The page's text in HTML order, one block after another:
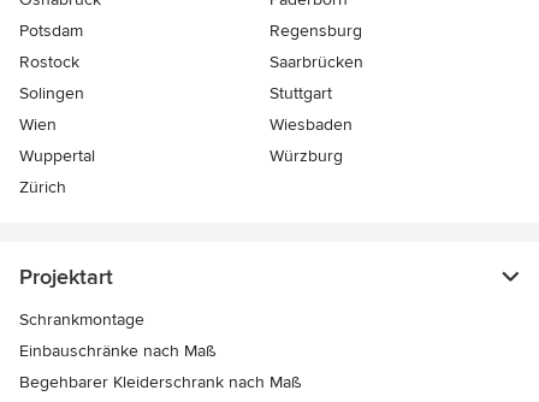
Potsdam
Regensburg
Rostock
Saarbrücken
Solingen
Stuttgart
Wien
Wiesbaden
Wuppertal
Würzburg
Zürich
Projektart
Schrankmontage
Einbauschränke nach Maß
Begehbarer Kleiderschrank nach Maß